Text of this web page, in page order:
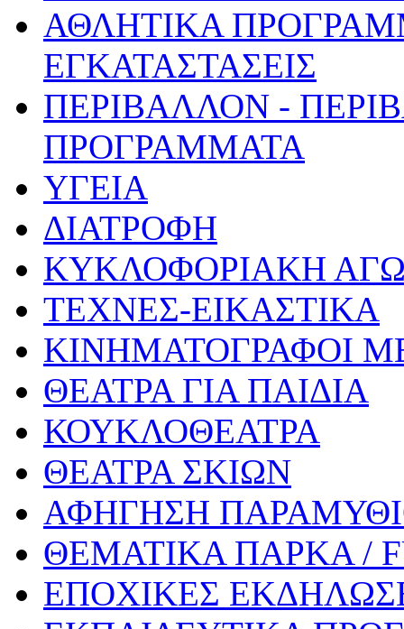
ΑΘΛΗΤΙΚΑ
ΕΓΚΑΤΑΣΤΑΣΕΙΣ
ΠΕΡΙΒΑΛΛΟΝ -
ΠΡΟΓΡΑΜΜΑΤΑ
ΥΓΕΙΑ
ΔΙΑΤΡΟΦΗ
ΚΥΚΛΟΦΟΡΙΑΚΗ
ΤΕΧΝΕΣ-ΕΙΚΑΣΤΙΚΑ
ΚΙΝΗΜΑΤΟΓΡΑΦΟΙ
ΘΕΑΤΡΑ ΓΙΑ ΠΑΙΔΙΑ
ΚΟΥΚΛΟΘΕΑΤΡΑ
ΘΕΑΤΡΑ ΣΚΙΩΝ
ΑΦΗΓΗΣΗ
ΘΕΜΑΤΙΚΑ ΠΑΡΚΑ /
ΕΠΟΧΙΚΕΣ